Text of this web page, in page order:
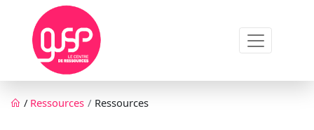
Aller au contenu principal
Fil d'Ariane
/ Ressources Ressources